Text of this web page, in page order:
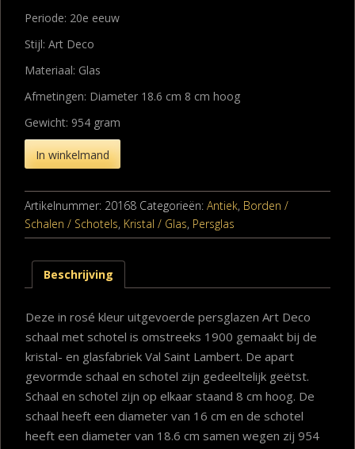
Periode: 20e eeuw
Stijl: Art Deco
Materiaal: Glas
Afmetingen: Diameter 18.6 cm 8 cm hoog
Gewicht: 954 gram
In winkelmand
Artikelnummer: 20168 Categorieën: Antiek, Borden /
Schalen / Schotels, Kristal / Glas, Persglas
Beschrijving
Deze in rosé kleur uitgevoerde persglazen Art Deco
schaal met schotel is omstreeks 1900 gemaakt bij de
kristal- en glasfabriek Val Saint Lambert. De apart
gevormde schaal en schotel zijn gedeeltelijk geëtst.
Schaal en schotel zijn op elkaar staand 8 cm hoog. De
schaal heeft een diameter van 16 cm en de schotel
heeft een diameter van 18.6 cm samen wegen zij 954